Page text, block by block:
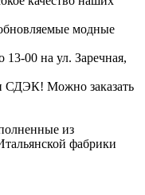
модные
13-00 на ул. Заречная,
СДЭК! Можно заказать
из
фабрики